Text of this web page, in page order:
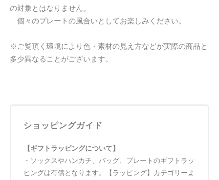
の対象とはなりません。
個々のプレートの風合いとしてお楽しみください。
※ご覧頂く環境により色・素材の見え方などが実際の商品と
多少異なることがございます。
ショッピングガイド
【ギフトラッピングについて】
・ソックスやハンカチ、バッグ、プレートのギフトラッ
ピングは有償となります。【ラッピング】カテゴリーよ